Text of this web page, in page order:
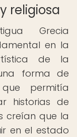
religiosa
Grecia
en la
de la
forma de
permitía
historias de
creían que la
en el estado